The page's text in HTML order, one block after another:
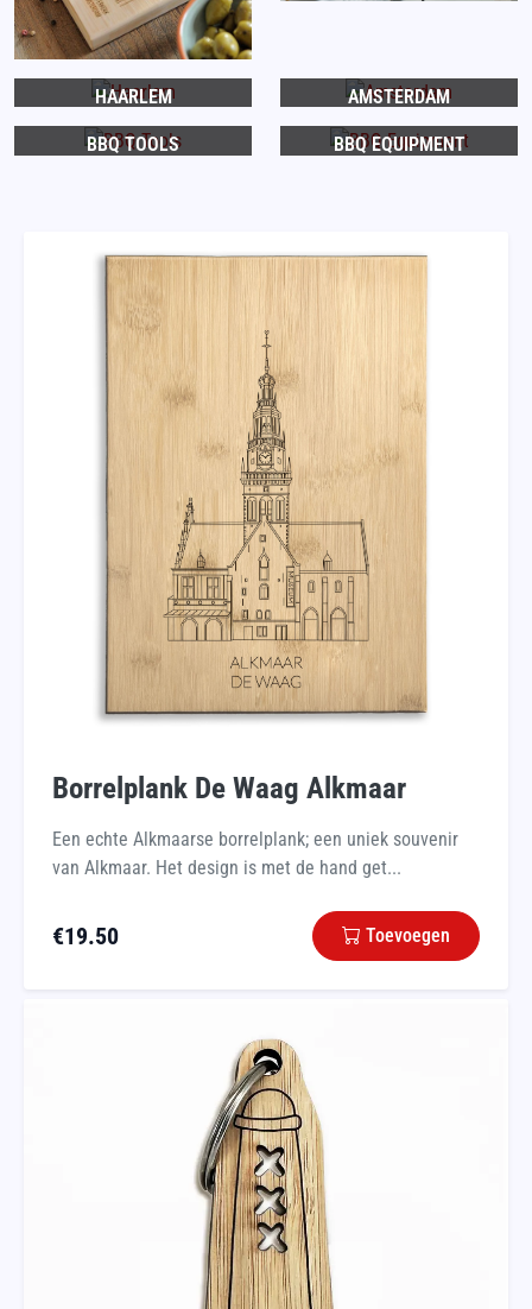
HAARLEM AMSTERDAM
BBQ TOOLS BBQ EQUIPMENT
Borrelplank De Waag Alkmaar
Een echte Alkmaarse borrelplank; een uniek souvenir
van Alkmaar. Het design is met de hand get...
€19.50 Toevoegen